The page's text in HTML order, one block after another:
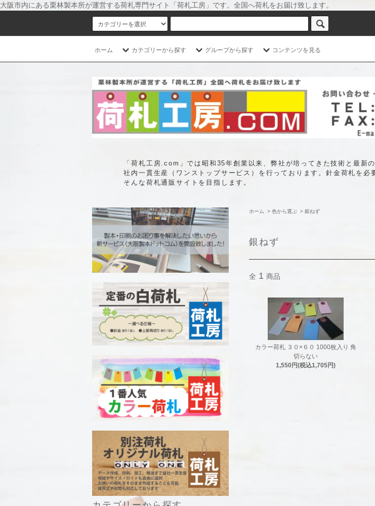
大阪市内にある栗林製本所が運営する荷札専門サイト「荷札工房」です。全国へ荷札をお届け致します。
ホーム カテゴリーから探す グループから探す コンテンツを見る
「荷札工房.com」では昭和35年創業以来、弊社が培ってきた技術と最新
社内一貫生産（ワンストップサービス）を行っております。針金荷札を
そんな荷札通販サイトを目指します。
ホーム > 色から選ぶ > 銀ねず
銀ねず
全 1 商品
カラー荷札 ３０×６０ 1000枚入り 角
切らない
1,550円(税込1,705円)